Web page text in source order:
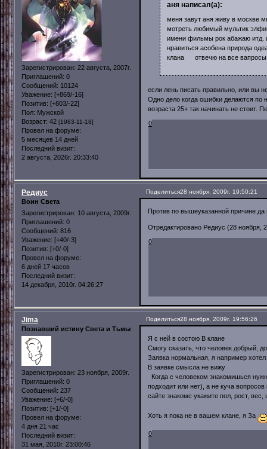
Зарегистрирован: 22 августа, 2007г.
Приглашений: 0
Сообщений: 10124
Уважение: [+869/-16]
Позитив: [+803/-22]
Пол: Мужской
Возраст: 42 [1983-11-18]
Провел на форуме:
5 месяцев 14 дней
Последний визит:
2 августа, 2026г. 20:33:40
аня написал(а):
меня завут аня живу в москве
мотреть любимый мультик
имени фильмы рок абажаю итд.
нравиться асобена природа
клана отвечю на все вапросы
если лень писать правильно, или вы
Одно дело когда ошибки делаются по
возраста 25+ так начинать не стоит.
0
Поделиться28 ноября, 2009г. 19:50:21
Редиус
Воин Света
Зарегистрирован: 10 августа, 2009г.
Приглашений: 0
Сообщений: 816
Уважение: [+40/-3]
Позитив: [+0/-0]
Провел на форуме:
6 дней 17 часов
Последний визит:
14 декабря, 2010г. 04:26:27
Против по вышеуказанной причине да
Отредактировано Редиус (28 ноября,
0
Поделиться28 ноября, 2009г. 19:56:26
Jima
Познавший истину Света и Тьмы
Зарегистрирован: 23 ноября, 2009г.
Приглашений: 0
Сообщений: 237
Уважение: [+6/-0]
Позитив: [+1/-0]
Провел на форуме:
4 дня 21 час
Последний визит:
31 мая, 2010г. 23:00:46
Я с ней в состою В клане
Смогу сказать, что человек добрый,
Заявка нормальная, я например
В заявке смысла не вижу
Когда с человеком знакомишься
подходит или нет), а не куча
сайте знакомс укажите пол, рост, вес,
Хоть я пока не в вашем клане, я За
0